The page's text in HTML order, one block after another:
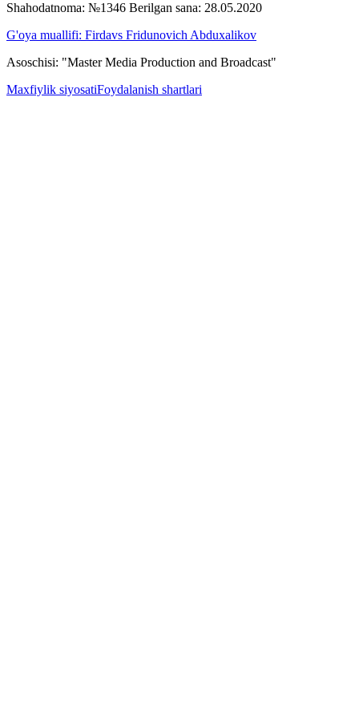
Shahodatnoma: №1346 Berilgan sana: 28.05.2020
G'oya muallifi: Firdavs Fridunovich Abduxalikov
Asoschisi: "Master Media Production and Broadcast"
Maxfiylik siyosatiFoydalanish shartlari